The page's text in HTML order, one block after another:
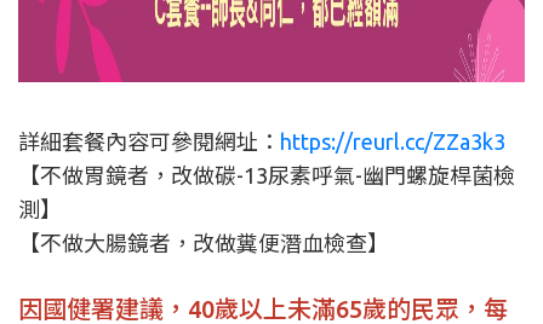
詳細套餐內容可參閱網址： https://reurl.cc/ZZa3k3
【不做胃鏡者，改做碳-13尿素呼氣-幽門螺旋桿菌檢
測】
【不做大腸鏡者，改做糞便潛血檢查】
因國健署建議，40歲以上未滿65歲的民眾，每